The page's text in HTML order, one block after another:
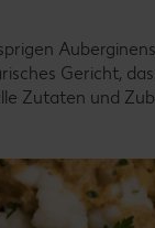
Gericht,
Zutaten und